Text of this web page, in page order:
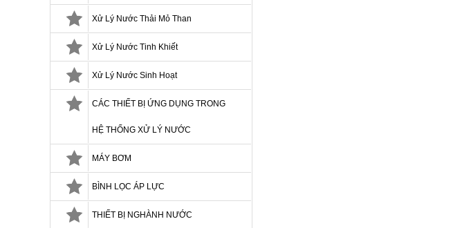
Xử Lý Nước Thải Mỏ Than
Xử Lý Nước Tinh Khiết
Xử Lý Nước Sinh Hoạt
CÁC THIẾT BỊ ỨNG DỤNG TRONG
HỆ THỐNG XỬ LÝ NƯỚC
MÁY BƠM
BÌNH LỌC ÁP LỰC
THIẾT BỊ NGHÀNH NƯỚC